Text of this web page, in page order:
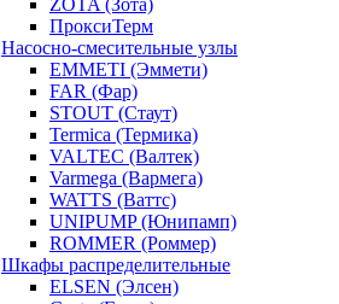
ZOTA (Зота)
ПроксиТерм
Насосно-смесительные узлы
EMMETI (Эммети)
FAR (Фар)
STOUT (Стаут)
Termica (Термика)
VALTEC (Валтек)
Varmega (Вармега)
WATTS (Ваттс)
UNIPUMP (Юнипамп)
ROMMER (Роммер)
Шкафы распределительные
ELSEN (Элсен)